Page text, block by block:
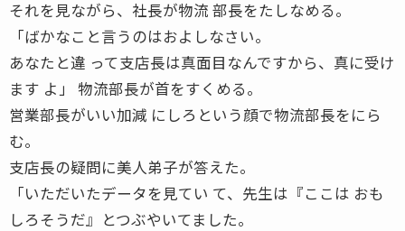
それを見ながら、社長が物流 部長をたしなめる。
「ばかなこと言うのはおよしなさい。
あなたと違 って支店長は真面目なんですから、真に受け
ます よ」 物流部長が首をすくめる。
営業部長がいい加減 にしろという顔で物流部長をにら
む。
支店長の疑問に美人弟子が答えた。
「いただいたデータを見てい て、先生は『ここは おも
しろそうだ』とつぶやいてました。